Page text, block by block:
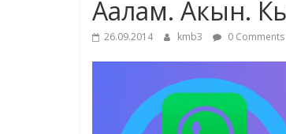
Аалам. Акын.
26.09.2014 kmb3 0 Comments